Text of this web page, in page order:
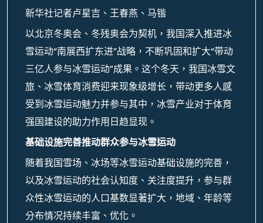
新华社记者卢星吉、王春燕、马锴
以北京冬奥会、冬残奥会为契机，我国深入推进冰
雪运动“南展西扩东进”战略，不断巩固和扩大“带动
三亿人参与冰雪运动”成果。这个冬天，我国冰雪文
旅、冰雪体育消费迎来现象级增长，带动更多人感
受到冰雪运动魅力并参与其中，冰雪产业对于体育
强国建设的助力作用日趋显现。
基础设施完善推动群众参与冰雪运动
随着我国雪场、冰场等冰雪运动基础设施的完善，
以及冰雪运动的社会认知度、关注度提升，参与群
众性冰雪运动的人口基数显著扩大，地域、年龄等
分布情况持续丰富、优化。